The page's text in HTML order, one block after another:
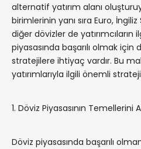
alternatif yatırım alanı
birimlerinin yanı sıra Euro,
diğer dövizler de yatırımcıların
piyasasında başarılı olmak için
stratejilere ihtiyaç vardır. Bu
yatırımlarıyla ilgili önemli
1. Döviz Piyasasının Temellerini
Döviz piyasasında başarılı